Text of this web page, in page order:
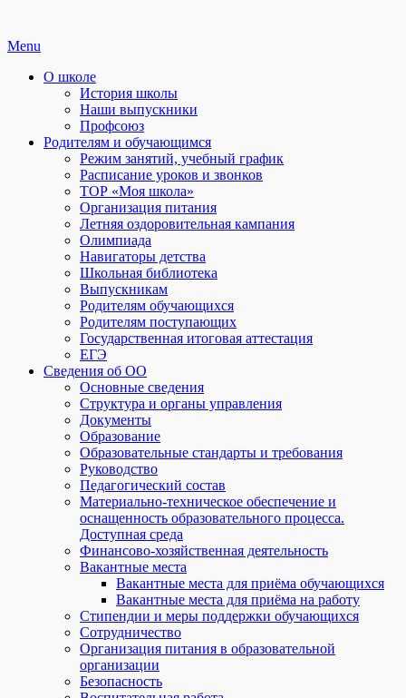
Skip
content
Menu
О школе
История школы
Наши выпускники
Профсоюз
Родителям и обучающимся
Режим занятий, учебный график
Расписание уроков и звонков
ТОР «Моя школа»
Организация питания
Летняя оздоровительная кампания
Олимпиада
Навигаторы детства
Школьная библиотека
Выпускникам
Родителям обучающихся
Родителям поступающих
Государственная итоговая аттестация
ЕГЭ
Сведения об ОО
Основные сведения
Структура и органы управления
Документы
Образование
Образовательные стандарты и требования
Руководство
Педагогический состав
Материально-техническое обеспечение и
оснащенность образовательного процесса.
Доступная среда
Финансово-хозяйственная деятельность
Вакантные места
Вакантные места для приёма обучающихся
Вакантные места для приёма на работу
Стипендии и меры поддержки обучающихся
Сотрудничество
Организация питания в образовательной
организации
Безопасность